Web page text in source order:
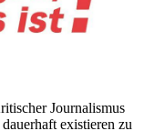
Journalismus
existieren zu